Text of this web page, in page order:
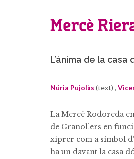
Mercè
L’ànima de la
Núria Pujolàs (text) ,
La Mercè Rodoreda
de Granollers en
xiprer com a símbol
ha un davant la casa